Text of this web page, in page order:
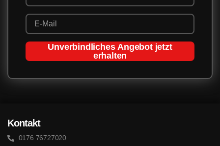
Unverbindliches Angebot jetzt
erhalten
Kontakt
0176 76727020